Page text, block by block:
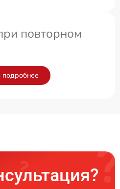
повторном
подробнее